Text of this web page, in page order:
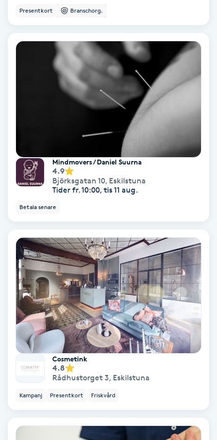
Ansiktsbehandling djuprengörande
Babylights
Barnklippning
BIAB
Blowout
Bottenfärg
Brynformning
Brynfärgning
Brynplockning
Bröllopsuppsättning
Celluliter
Coachning
Presentkort Branschorg.
Mindmovers / Daniel Suurna
4.9
Björksgatan 10, Eskilstuna
Tider fr. 10:00, tis 11 aug.
Betala senare
Cosmetink
4.8
Rådhustorget 3, Eskilstuna
Kampanj Presentkort Friskvård